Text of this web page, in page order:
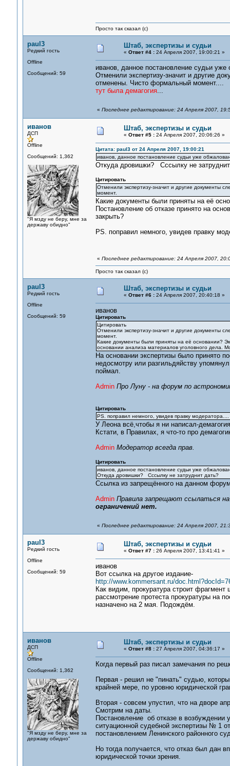
Просто так сказал (с)
paul3
Редкий гость
Offline
Сообщений: 59
Штаб, экспертизы и судьи
« Ответ #4 :24 Апреля 2007, 19:00:21 »
иванов, данное постановление судьи
Отменили экспертизу-значит и другие
отменены. Чисто формальный момент....
тут была демагогия...
« Последнее редактирование: 24 Апреля 2007,
иванов
ДСП
Offline
Сообщений: 1,362
"Я мзду не беру, мне за
державу обидно"
Штаб, экспертизы и судьи
« Ответ #5 :24 Апреля 2007, 20:06:26 »
Цитата: paul3 от 24 Апреля 2007, 19:00:21
иванов, данное постановление судьи уже
Откуда дровишки? Сссылку не
Цитировать
Отменили экспертизу-значит и другие документы
момент.
Какие документы были приняты на её
Постановление об отказе принято на
закрыть?
PS. поправил немного, увидев правку
« Последнее редактирование: 24 Апреля 2007,
Просто так сказал (с)
paul3
Редкий гость
Offline
Сообщений: 59
Штаб, экспертизы и судьи
« Ответ #6 :24 Апреля 2007, 20:40:18 »
иванов
Цитировать
Цитировать
Отменили экспертизу-значит и другие документы
момент.
Какие документы были приняты на её основании?
основании анализа материалов уголовного дела.
На основании экспертизы было принято
недосмотру или разгильдяйству
поймал.
Admin Про Луну - на форум по
Цитировать
PS. поправил немного, увидев правку модератора....
У Леона всё,чтобы я ни написал-
Кстати, в Правилах, я что-то про
Admin Модератор всегда прав.
Цитировать
иванов, данное постановление судьи уже
Откуда дровишки? Сссылку не затруднит дать?
Ссылка из запрещённого на данном
Admin Правила запрещают ссылаться
ограничений нет.
« Последнее редактирование: 24 Апреля 2007,
paul3
Редкий гость
Offline
Сообщений: 59
Штаб, экспертизы и судьи
« Ответ #7 :26 Апреля 2007, 13:41:41 »
иванов
Вот ссылка на другое издание-
http://www.kommersant.ru/
Как видим, прокуратура строит
рассмотрение протеста прокуратуры на
назначено на 2 мая. Подождём.
иванов
ДСП
Offline
Сообщений: 1,362
"Я мзду не беру, мне за
державу обидно"
Штаб, экспертизы и судьи
« Ответ #8 :27 Апреля 2007, 04:36:17 »
Когда первый раз писал замечания по
Первая - решил не "пинать" судью,
крайней мере, по уровню юридической
Вторая - совсем упустил, что на дворе
Смотрим на даты.
Постановление об отказе в возбуждении
ситуационной судебной экспертизы № 1
постановлением Ленинского районного
Но тогда получается, что отказ был дан
юридической точки зрения.